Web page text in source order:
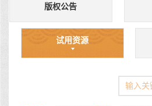
版权公告
试用资源